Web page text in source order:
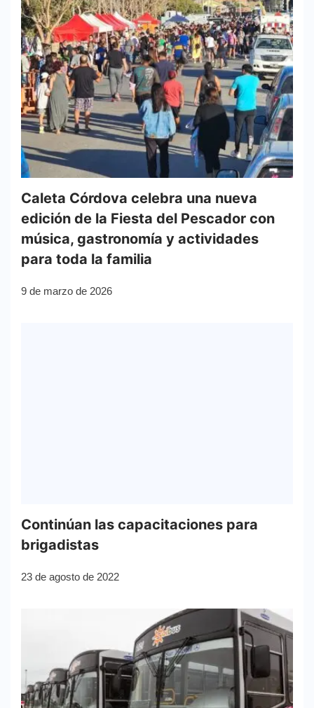
Caleta Córdova celebra una nueva
edición de la Fiesta del Pescador con
música, gastronomía y actividades
para toda la familia
9 de marzo de 2026
Continúan las capacitaciones para
brigadistas
23 de agosto de 2022